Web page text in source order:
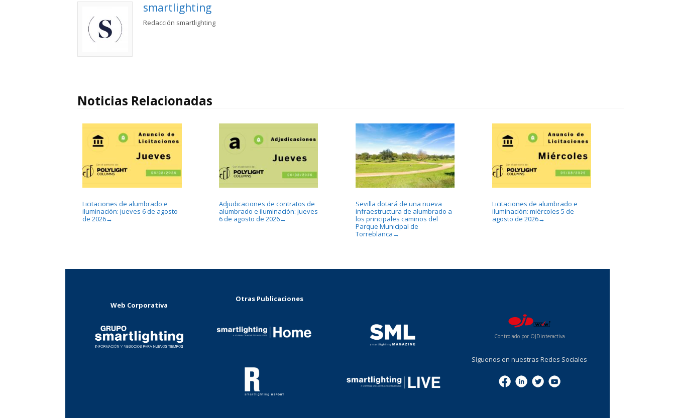
smartlighting
Redacción smartlighting
Noticias Relacionadas
Licitaciones de alumbrado e
iluminación: jueves 6 de agosto
de 2026→
Adjudicaciones de contratos de
alumbrado e iluminación: jueves
6 de agosto de 2026→
Sevilla dotará de una nueva
infraestructura de alumbrado a
los principales caminos del
Parque Municipal de
Torreblanca →
Licitaciones de alumbrado e
iluminación: miércoles 5 de
agosto de 2026→
Web Corporativa
Otras Publicaciones
Controlado por OJDinteractiva
Síguenos en nuestras Redes Sociales